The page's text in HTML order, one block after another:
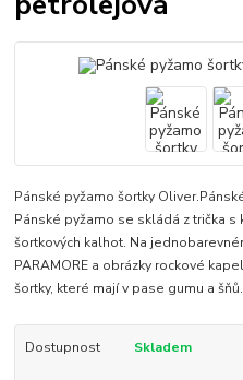
Pánské pyžamo šortky
Pánské pyžamo se skládá z trička s
šortkových kalhot. Na
PARAMORE a obrázky rockové
šortky, které mají v pase gumu a
Dostupnost Skladem